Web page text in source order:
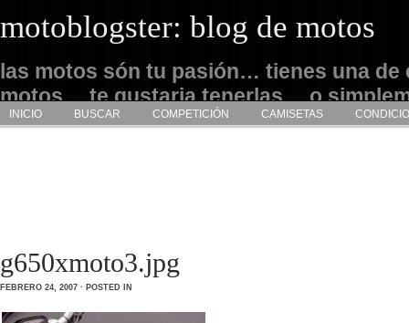
motoblogster: blog de motos
las motos són tu pasión… tienes una de
motos… te gustaria tenerlas… o
admirarlas… este es tu sitio
INICIO BUSCAR COMPETICIÓN CAMISETAS
g650xmoto3.jpg
FEBRERO 24, 2007 · POSTED IN